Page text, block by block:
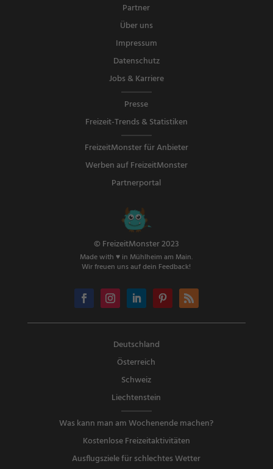
Partner
Über uns
Impressum
Datenschutz
Jobs & Karriere
Presse
Freizeit-Trends & Statistiken
FreizeitMonster für Anbieter
Werben auf FreizeitMonster
Partnerportal
© FreizeitMonster 2023
Made with ♥ in Mühlheim am Main.
Wir freuen uns auf dein Feedback!
Deutschland
Österreich
Schweiz
Liechtenstein
Was kann man am Wochenende machen?
Kostenlose Freizeitaktivitäten
Ausflugsziele für schlechtes Wetter